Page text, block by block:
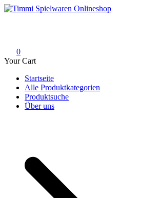
Skip
0
Your Cart
Startseite
Alle Produktkategorien
Produktsuche
Über uns